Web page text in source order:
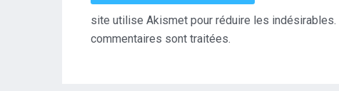
site utilise Akismet pour réduire les indésirables.
commentaires sont traitées.